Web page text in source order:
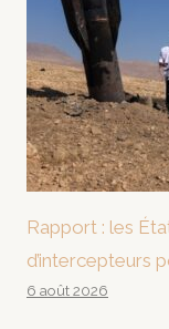
Rapport : les
d’intercepteurs
6 août 2026